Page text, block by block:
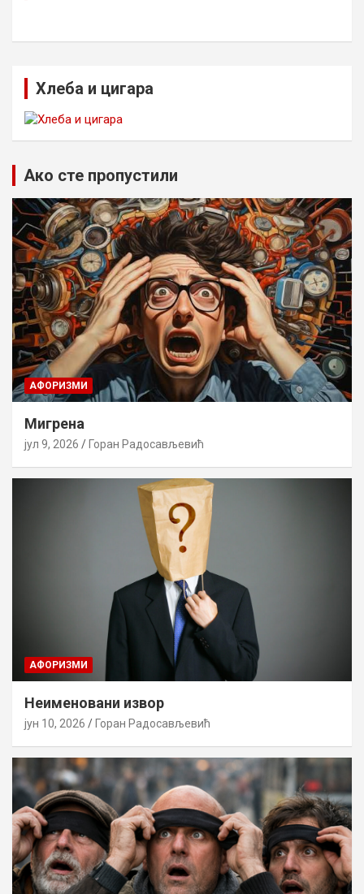
Хлеба и цигара
Ако сте пропустили
AФОРИЗМИ
Мигрена
јул 9, 2026 Горан Радосављевић
AФОРИЗМИ
Неименовани извор
јун 10, 2026 Горан Радосављевић